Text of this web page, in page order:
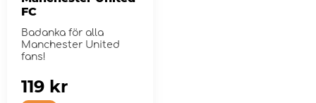
FC
Badanka för alla
Manchester United
fans!
119 kr